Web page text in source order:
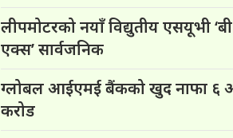
लीपमोटरको नयाँ विद्युतीय एसयूभी
एक्स’ सार्वजनिक
ग्लोबल आईएमई बैंकको खुद नाफा ६
करोड